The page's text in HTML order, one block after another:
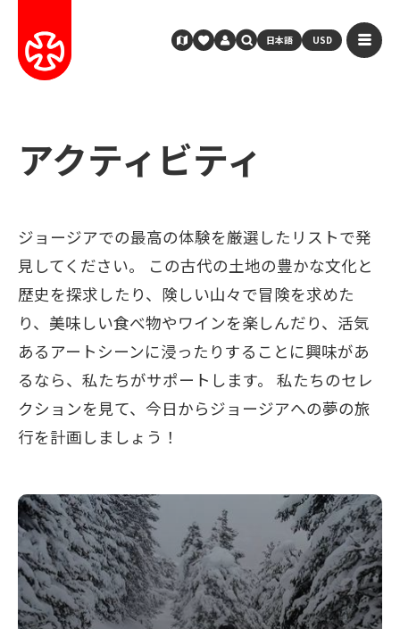
日本語 USD
アクティビティ
ジョージアでの最高の体験を厳選したリストで発
見してください。 この古代の土地の豊かな文化と
歴史を探求したり、険しい山々で冒険を求めた
り、美味しい食べ物やワインを楽しんだり、活気
あるアートシーンに浸ったりすることに興味があ
るなら、私たちがサポートします。 私たちのセレ
クションを見て、今日からジョージアへの夢の旅
行を計画しましょう！